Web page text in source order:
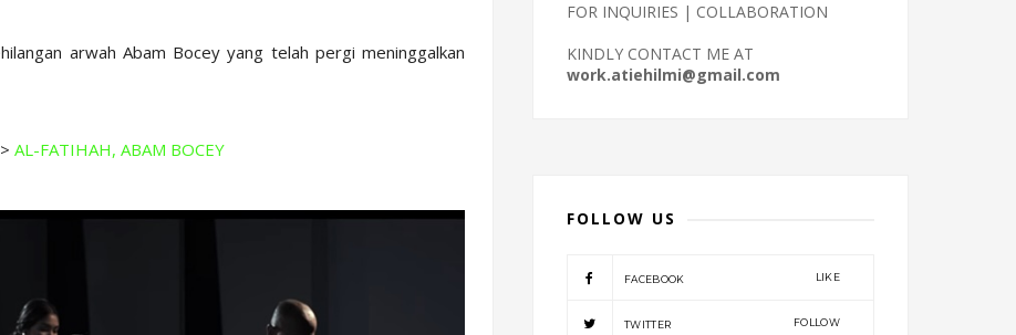
arwah Abam Bocey yang telah pergi meninggalkan
AL-FATIHAH, ABAM BOCEY
FOR INQUIRIES | COLLABORATION
KINDLY CONTACT ME AT
work.atiehilmi@gmail.com
FOLLOW US
FACEBOOK LIKE
TWITTER FOLLOW